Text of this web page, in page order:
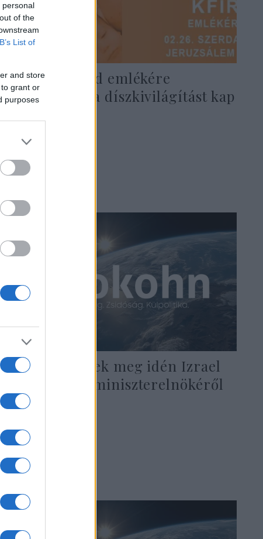
personal
of the
List of
and store
grant or
purposes
A Bibas család emlékére
narancssárga díszkivilágítást kap
2025. február 26.
Így emlékeztek meg idén Izrael
meggyilkolt miniszterelnökéről
2022. november 6.